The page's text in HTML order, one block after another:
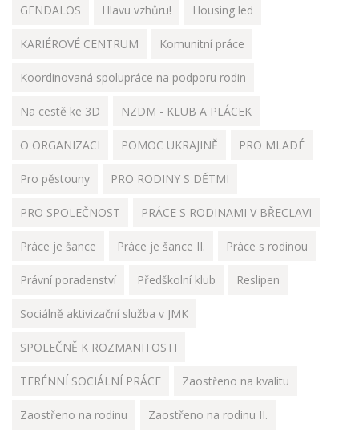
GENDALOS Hlavu vzhůru! Housing led
KARIÉROVÉ CENTRUM Komunitní práce
Koordinovaná spolupráce na podporu rodin
Na cestě ke 3D NZDM - KLUB A PLÁCEK
O ORGANIZACI POMOC UKRAJINĚ PRO MLADÉ
Pro pěstouny PRO RODINY S DĚTMI
PRO SPOLEČNOST PRÁCE S RODINAMI V BŘECLAVI
Práce je šance Práce je šance II. Práce s rodinou
Právní poradenství Předškolní klub Reslipen
Sociálně aktivizační služba v JMK
SPOLEČNĚ K ROZMANITOSTI
TERÉNNÍ SOCIÁLNÍ PRÁCE Zaostřeno na kvalitu
Zaostřeno na rodinu Zaostřeno na rodinu II.